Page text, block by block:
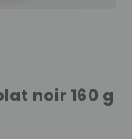
noir 160 g